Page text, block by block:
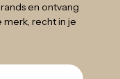
en ontvang
merk, recht in je